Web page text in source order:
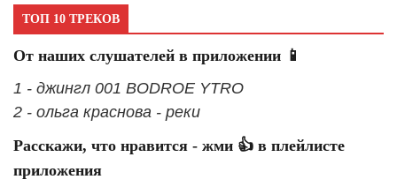
ТОП 10 ТРЕКОВ
От наших слушателей в приложении 📱
1 - джингл 001 BODROE YTRO
2 - ольга краснова - реки
Расскажи, что нравится - жми 👍 в плейлисте
приложения